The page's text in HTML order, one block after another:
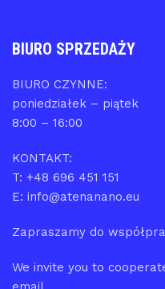
BIURO SPRZEDAŻY
BIURO CZYNNE:
poniedziałek – piątek
8:00 – 16:00
KONTAKT:
T: +48 696 451 151
E: info@atenanano.eu
Zapraszamy do
We invite you to